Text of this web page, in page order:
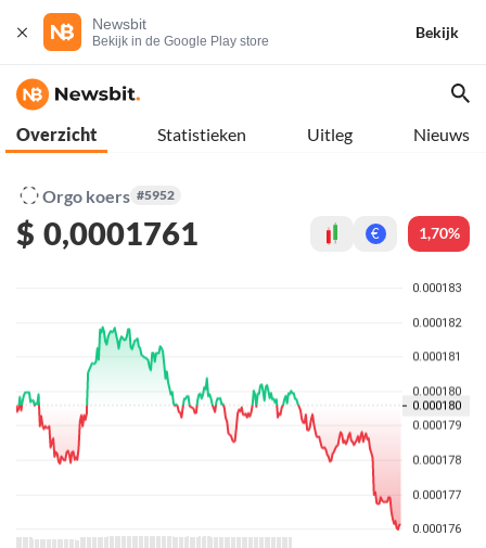
Newsbit
Bekijk in de Google Play store
Bekijk
Overzicht Statistieken Uitleg Nieuws
Orgo koers #5952
$ 0,0001761 € 1,70%